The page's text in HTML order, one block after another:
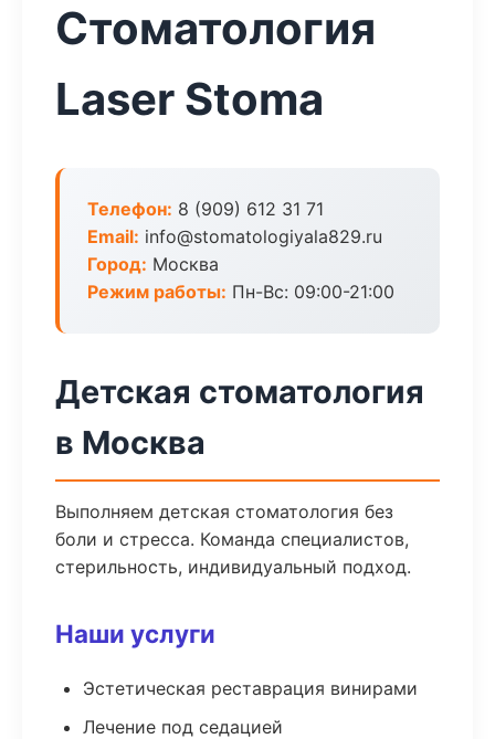
Стоматология
Laser Stoma
Телефон: 8 (909) 612 31 71
Email: info@stomatologiyala829.ru
Город: Москва
Режим работы: Пн-Вс: 09:00-21:00
Детская стоматология
в Москва
Выполняем детская стоматология без
боли и стресса. Команда специалистов,
стерильность, индивидуальный подход.
Наши услуги
Эстетическая реставрация винирами
Лечение под седацией